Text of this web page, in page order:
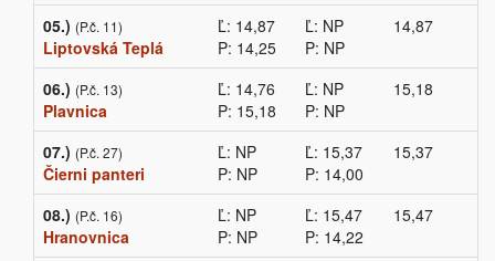
05.) (P.č. 11)
Liptovská Teplá
Ľ: 14,87
P: 14,25
Ľ: NP
P: NP
14,87
06.) (P.č. 13)
Plavnica
Ľ: 14,76
P: 15,18
Ľ: NP
P: NP
15,18
07.) (P.č. 27)
Čierni panteri
Ľ: NP
P: NP
Ľ: 15,37
P: 14,00
15,37
08.) (P.č. 16)
Hranovnica
Ľ: NP
P: NP
Ľ: 15,47
P: 14,22
15,47